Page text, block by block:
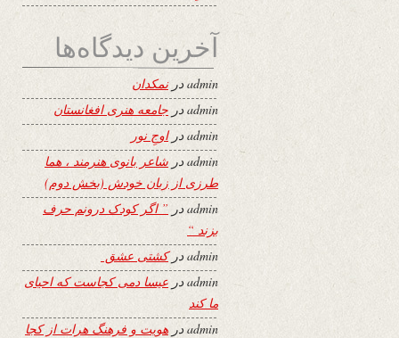
آخرین دیدگاه‌ها
adminدرنمکدان
adminدر جامعه هنری افغانستان
adminدراوجِ نور
adminدر شاعر بانوی هنرمند ، هما
طرزی از زبان خودش (بخش دوم)
adminدر ” اگر کودک درونم حرف
بزند “
adminدرکشتی عشق
adminدر عیسا دمی کجاست که احیای
ما کند
adminدر هویت و فرهنگ هرات از کجا